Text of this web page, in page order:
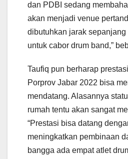
dan PDBI sedang
akan menjadi venue
dibutuhkan jarak
untuk cabor drum band,”
Taufiq pun berharap
Porprov Jabar 2022 bisa
mendatang. Alasannya
rumah tentu akan sangat
“Prestasi bisa datang
meningkatkan pembinaan
bangga ada empat atlet